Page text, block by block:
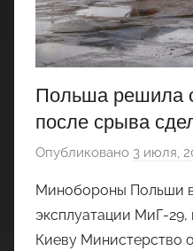
Польша решила
после срыва
Опубликовано 3 июля,
Минобороны Польши
эксплуатации МиГ-29,
Киеву Министерство